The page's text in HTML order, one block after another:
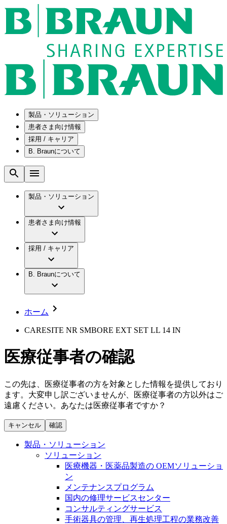
製品・ソリューション
ソリューション
メンテナンスプログラム
国内の修理サービスセンター
手術器具の管理、再生処理工程の業務改善
製品・診療領域
歯科
低侵襲手術 （内視鏡外科手術）
脊椎脊髄治療
パワーシステム
縫合糸 / 皮膚用接着剤
創傷ケア
血管内塞栓術
ソリューション
製品・診療領域
患者さま向け情報
腰椎椎間板ヘルニアについて
水頭症について
慢性創傷の治癒
アクトリーン ハイライト カテ
アクトリーン ハイライト セット
疾患・症状
膝関節の構造とその疾患
身体の中で最も大きい関節である膝関節。日常の生活
を支える、その機能や特徴とは？傷めてしまった場合
には、どのような治療の選択肢があるのでしょう。
採用 / キャリア
ビー・ブラウンエースクラップ株式会社の
ビー・ブラウンエースクラップ株式会社の
会社概要
報
要
キャリア（B. Braunで働くということ）
私たちのカルチャー
キャリア（B. Braunで働くということ）
採用情報
B. Braunについて
ビジョンとバリュー
ブランド
ついて
イノベーション
私たちの責任
多様性
お問合せ
お問合せフォーム
ニューススペース
私たちの責任
ニューススペース
製品・ソリューション
患者さま向け情報
採用 / キャリア
B. Braunについて
ホーム
CARESITE NR SMBORE EXT SET LL 14 IN
医療従事者の確認
この先は、医療従事者の方を対象とした情報を提供しており
ます。大変申し訳ございませんが、医療従事者の方以外はご
遠慮ください。あなたは医療従事者ですか？
キャンセル 確認
製品・ソリューション
ソリューション
医療機器・医薬品製造の OEMソリューショ
ン
メンテナンスプログラム
国内の修理サービスセンター
コンサルティングサービス
手術器具の管理、再生処理工程の業務改善